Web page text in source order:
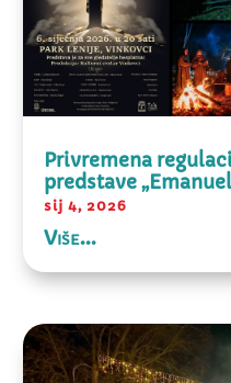
Privremena
predstave
sij 4, 2026
Više...